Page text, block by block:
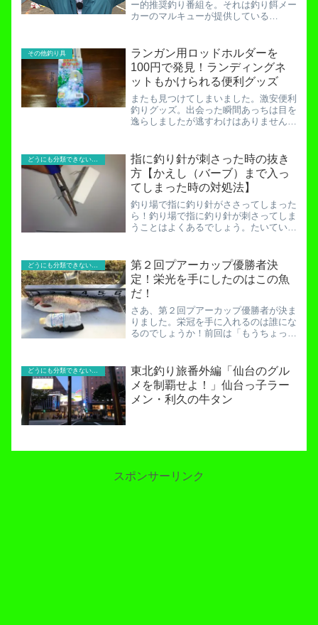
ー的推奨釣り番組を。それは釣り餌メー
カーのマルキューが提供している
の皆さんなら一度は見たことがあるかも
しれません。一度見た方なら...
その他釣り具
ランガン用ロッドホルダーを
100円で発見！ランディングネ
ットもかけられる便利グッズ
またも見つけてしまいました。激安便利
釣りグッズ。出会った瞬間あっちは目を
逸らしましたが逃すわけはありません。
ねえの？」という声が四方八方から聞こ
えてきそうです。これは消...
指に釣り針が刺さった時の抜き
方【かえし（バーブ）まで入っ
てしまった時の対処法】
釣り場で指に釣り針がささってしまった
ら！釣り場で指に釣り針が刺さってしま
うことはよくあるでしょう。たいていが
言う）まで入ってしまうとさあ大変で
す。刺さった方に抜こうとし...
第２回プアーカップ優勝者決
定！栄光を手にしたのはこの魚
だ！
さあ、第２回プアーカップ優勝者が決ま
りました。栄冠を手に入れるのは誰にな
るのでしょうか！前回は「もうちょっと
3を順に公開していきます。第２回プア
ーカップ結果発表！まずは...
どうにも分類できないお役立ち記事！
東北釣り旅番外編「仙台のグル
メを制覇せよ！」仙台っ子ラー
メン・利久の牛タン
スポンサーリンク